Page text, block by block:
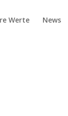
Werte News